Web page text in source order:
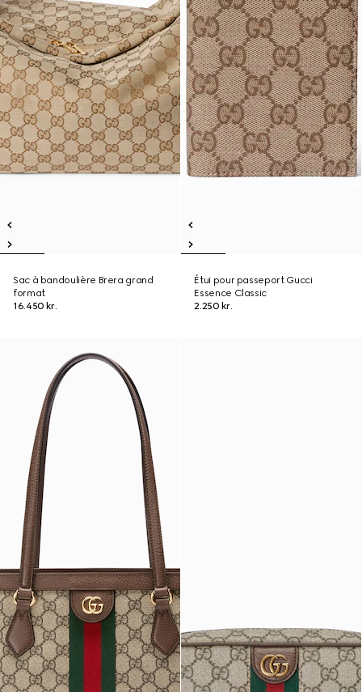
Sac à bandoulière Brera grand
format
16.450 kr.
Étui pour passeport Gucci
Essence Classic
2.250 kr.